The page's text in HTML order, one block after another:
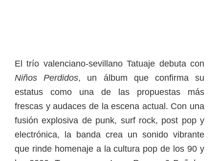
El trío valenciano-sevillano Tatuaje debuta con
Niños Perdidos, un álbum que confirma su
estatus como una de las propuestas más
frescas y audaces de la escena actual. Con una
fusión explosiva de punk, surf rock, post pop y
electrónica, la banda crea un sonido vibrante
que rinde homenaje a la cultura pop de los 90 y